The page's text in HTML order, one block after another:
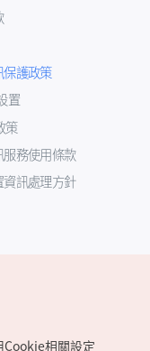
護政策
置
策
服務使用條款
訊處理方針
相關設定